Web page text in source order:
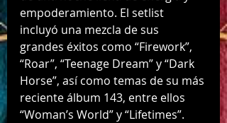
empoderamiento. El setlist
incluyó una mezcla de sus
grandes éxitos como “Firework”,
“Roar”, “Teenage Dream” y “Dark
Horse”, así como temas de su más
reciente álbum 143, entre ellos
“Woman’s World” y “Lifetimes”.